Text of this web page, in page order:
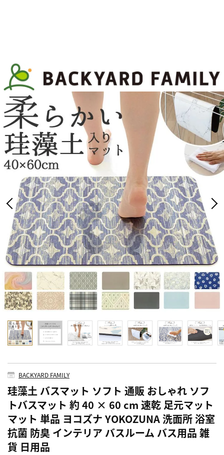
BACKYARD FAMILY
珪藻土 バスマット ソフト 通販 おしゃれ ソフ
トバスマット 約 40 × 60 cm 速乾 足元マット
マット 単品 ヨコズナ YOKOZUNA 洗面所 浴室
抗菌 防臭 インテリア バスルーム バス用品 雑
貨 日用品